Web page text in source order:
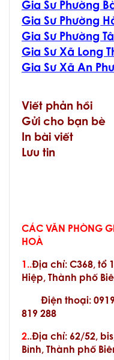
Gia Sư Phường
Gia Sư Phường
Gia Sư Phường
Gia Sư Xã Long
Gia Sư Xã An
Viết phản hồi
Gửi cho bạn bè
In bài viết
Lưu tin
CÁC VĂN PHÒNG
HOÀ
1..Địa chỉ: C368, tổ
Hiệp, Thành phố
Điện thoại:
819 288
2..Địa chỉ: 62/52,
Bình, Thành phố